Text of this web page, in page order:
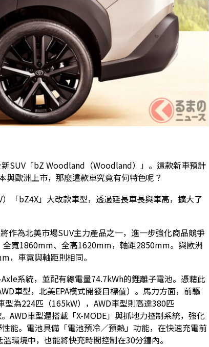
SUV「bZ Woodland（Woodland）」。這款新車預計
歐洲上市，那麼這款車究竟有何特色呢？
「bZ4X」大改款車型，透過延長車長與車高，擴大了
作為北美市場SUV主力產品之一，進一步強化商品競爭
寬1860mm、全高1620mm，軸距2850mm。與歐洲
，車寬與軸距則相同。
系統，並配有總電量74.7kWh的鋰離子電池。憑藉此
車型，北美EPA模式開發目標值）。馬力方面，前驅
型為224匹（165kW），AWD車型則高達380匹
AWD車型還搭載「X-MODE」與抓地力控制系統，強化
能。電池具備「電池預冷／預熱」功能，在快速充電前
環境中，也能將快充時間控制在30分鐘內。